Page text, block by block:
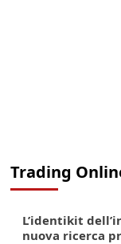
Trading
L’identikit
nuova ricerca